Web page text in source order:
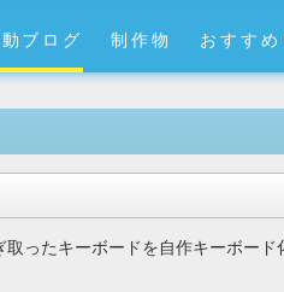
ブログ 制作物 おすすめ
ったキーボードを自作キーボー